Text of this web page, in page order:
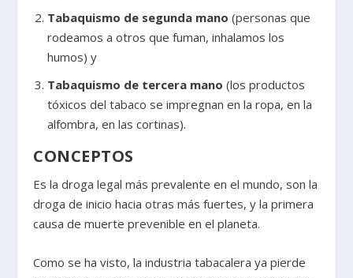
Tabaquismo de segunda mano (personas que
rodeamos a otros que fuman, inhalamos los
humos) y
Tabaquismo de tercera mano (los productos
tóxicos del tabaco se impregnan en la ropa, en la
alfombra, en las cortinas).
CONCEPTOS
Es la droga legal más prevalente en el mundo, son la
droga de inicio hacia otras más fuertes, y la primera
causa de muerte prevenible en el planeta.
Como se ha visto, la industria tabacalera ya pierde